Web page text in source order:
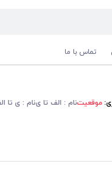
تماس با ما
موقعیتنام : الف تا ینام : ی تا